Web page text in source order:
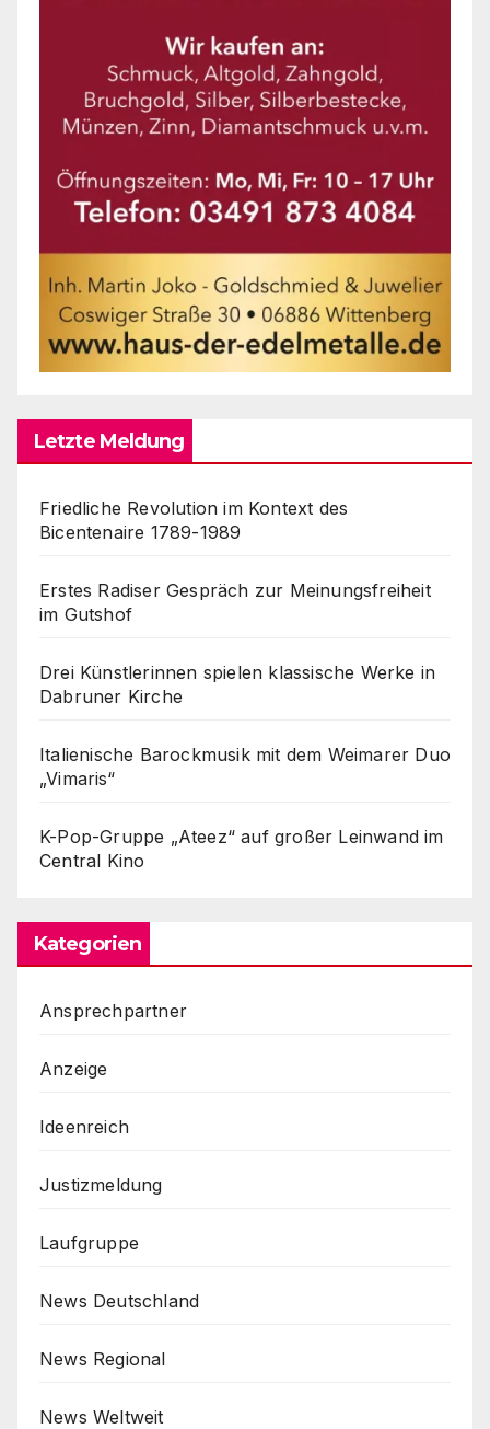
Letzte Meldung
Friedliche Revolution im Kontext des
Bicentenaire 1789-1989
Erstes Radiser Gespräch zur Meinungsfreiheit
im Gutshof
Drei Künstlerinnen spielen klassische Werke in
Dabruner Kirche
Italienische Barockmusik mit dem Weimarer Duo
„Vimaris“
K-Pop-Gruppe „Ateez“ auf großer Leinwand im
Central Kino
Kategorien
Ansprechpartner
Anzeige
Ideenreich
Justizmeldung
Laufgruppe
News Deutschland
News Regional
News Weltweit